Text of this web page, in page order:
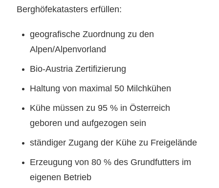
Berghöfekatasters erfüllen:
geografische Zuordnung zu den
Alpen/Alpenvorland
Bio-Austria Zertifizierung
Haltung von maximal 50 Milchkühen
Kühe müssen zu 95 % in Österreich
geboren und aufgezogen sein
ständiger Zugang der Kühe zu Freigelände
Erzeugung von 80 % des Grundfutters im
eigenen Betrieb